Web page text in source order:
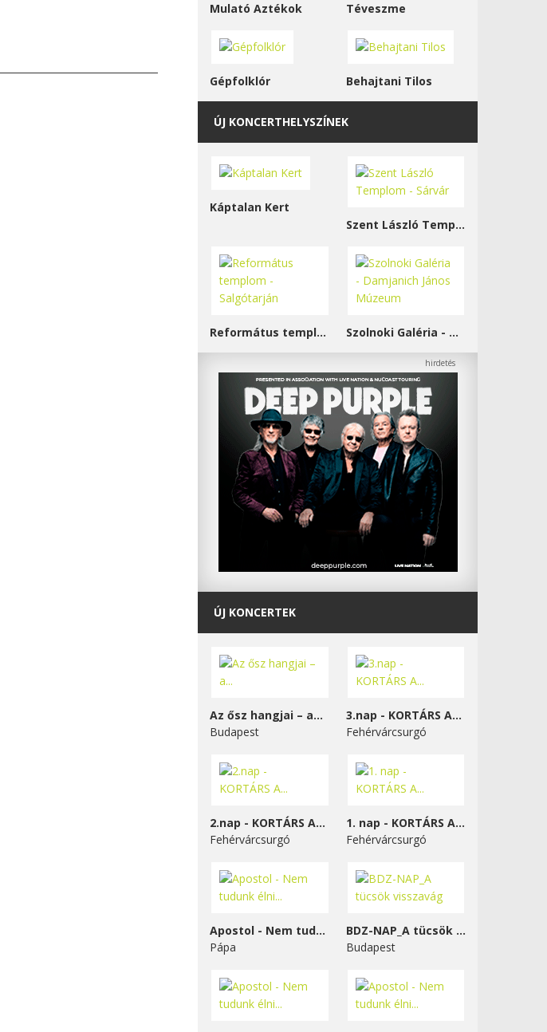
Mulató Aztékok Téveszme
Gépfolklór Behajtani Tilos
ÚJ KONCERTHELYSZÍNEK
Káptalan Kert
Szent László Templom - Sárvár
Református templom - Salgótarján Szolnoki Galéria - Damjanich János Múzeum
ÚJ KONCERTEK
Az ősz hangjai – a...
Budapest
3.nap - KORTÁRS A...
Fehérvárcsurgó
2.nap - KORTÁRS A...
Fehérvárcsurgó
1. nap - KORTÁRS A...
Fehérvárcsurgó
Apostol - Nem tudunk élni...
Pápa
BDZ-NAP_A tücsök visszavág
Budapest